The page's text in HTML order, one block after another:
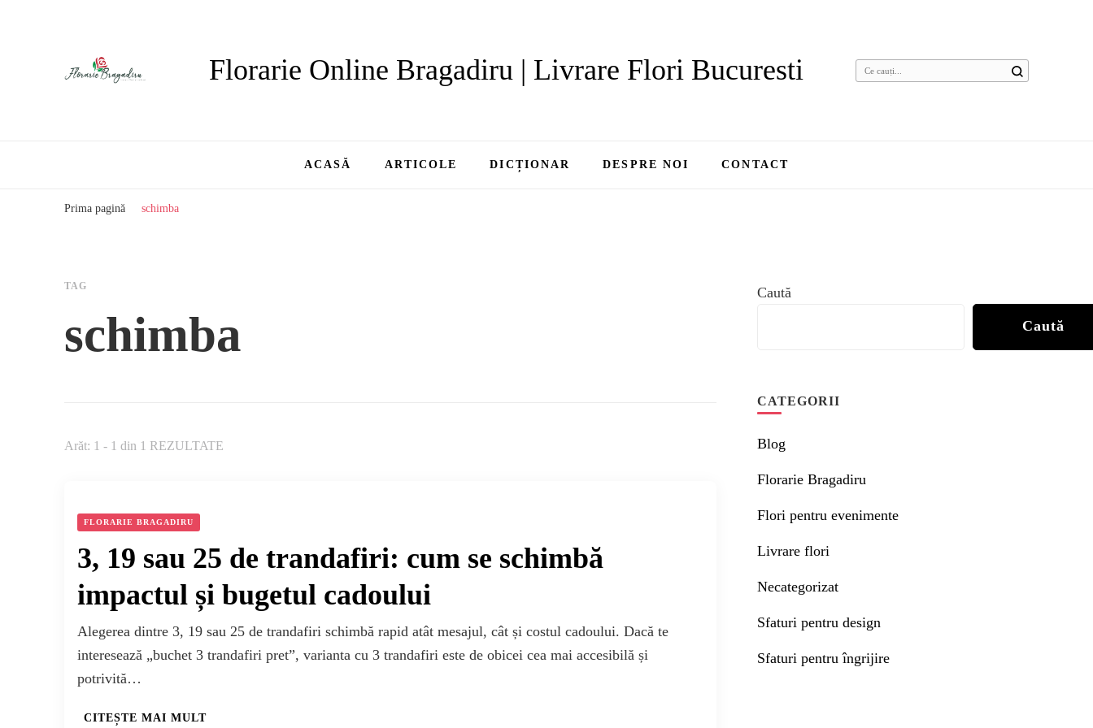
Florarie Online Bragadiru | Livrare Flori Bucuresti
Cauți
ACASĂ ARTICOLE DICȚIONAR DESPRE NOI CONTACT
Prima pagină schimba
TAG
schimba
Arăt: 1 - 1 din 1 REZULTATE
FLORARIE BRAGADIRU
3, 19 sau 25 de trandafiri: cum se schimbă
impactul și bugetul cadoului
Alegerea dintre 3, 19 sau 25 de trandafiri schimbă rapid atât mesajul, cât și costul cadoului. Dacă te
interesează „buchet 3 trandafiri pret”, varianta cu 3 trandafiri este de obicei cea mai accesibilă și
potrivită…
CITEȘTE MAI MULT
Caută
Caută
CATEGORII
Blog
Florarie Bragadiru
Flori pentru evenimente
Livrare flori
Necategorizat
Sfaturi pentru design
Sfaturi pentru îngrijire